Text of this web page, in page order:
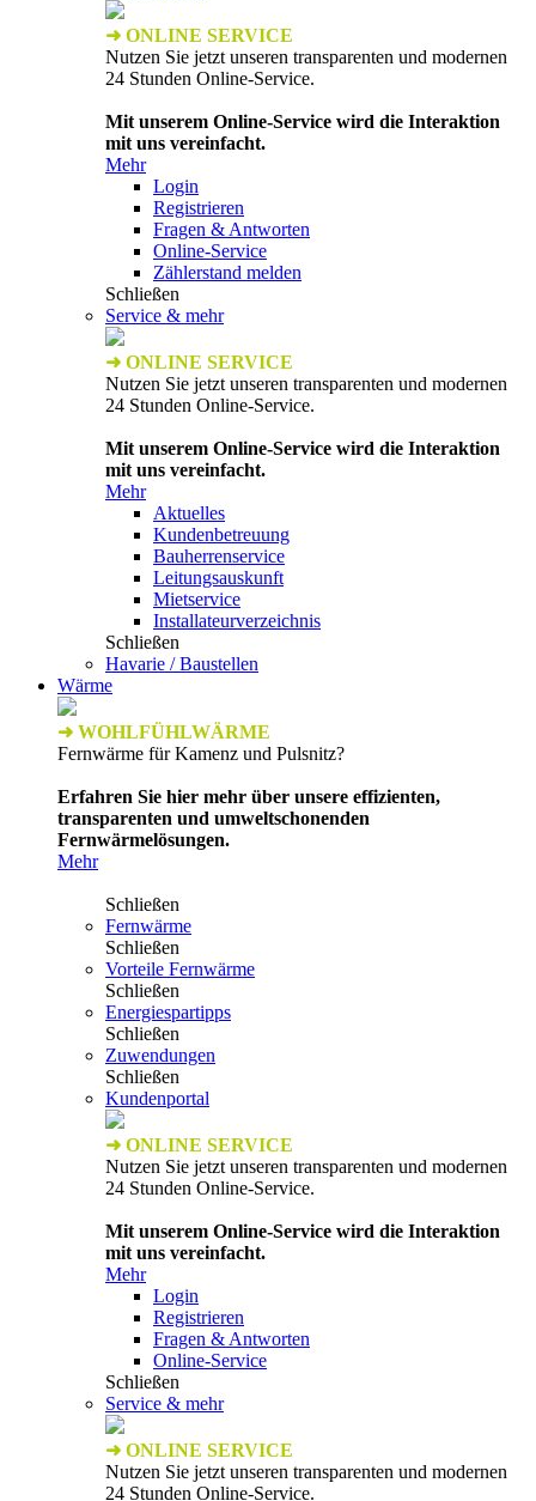
➜ ONLINE SERVICE
Nutzen Sie jetzt unseren transparenten und modernen
24 Stunden Online-Service.
Mit unserem Online-Service wird die Interaktion
mit uns vereinfacht.
Mehr
Login
Registrieren
Fragen & Antworten
Online-Service
Zählerstand melden
Schließen
Service & mehr
➜ ONLINE SERVICE
Nutzen Sie jetzt unseren transparenten und modernen
24 Stunden Online-Service.
Mit unserem Online-Service wird die Interaktion
mit uns vereinfacht.
Mehr
Aktuelles
Kundenbetreuung
Bauherrenservice
Leitungsauskunft
Mietservice
Installateurverzeichnis
Schließen
Havarie / Baustellen
Wärme
➜ WOHLFÜHLWÄRME
Fernwärme für Kamenz und Pulsnitz?
Erfahren Sie hier mehr über unsere effizienten,
transparenten und umweltschonenden
Fernwärmelösungen.
Mehr
Schließen
Fernwärme
Schließen
Vorteile Fernwärme
Schließen
Energiespartipps
Schließen
Zuwendungen
Schließen
Kundenportal
➜ ONLINE SERVICE
Nutzen Sie jetzt unseren transparenten und modernen
24 Stunden Online-Service.
Mit unserem Online-Service wird die Interaktion
mit uns vereinfacht.
Mehr
Login
Registrieren
Fragen & Antworten
Online-Service
Schließen
Service & mehr
➜ ONLINE SERVICE
Nutzen Sie jetzt unseren transparenten und modernen
24 Stunden Online-Service.